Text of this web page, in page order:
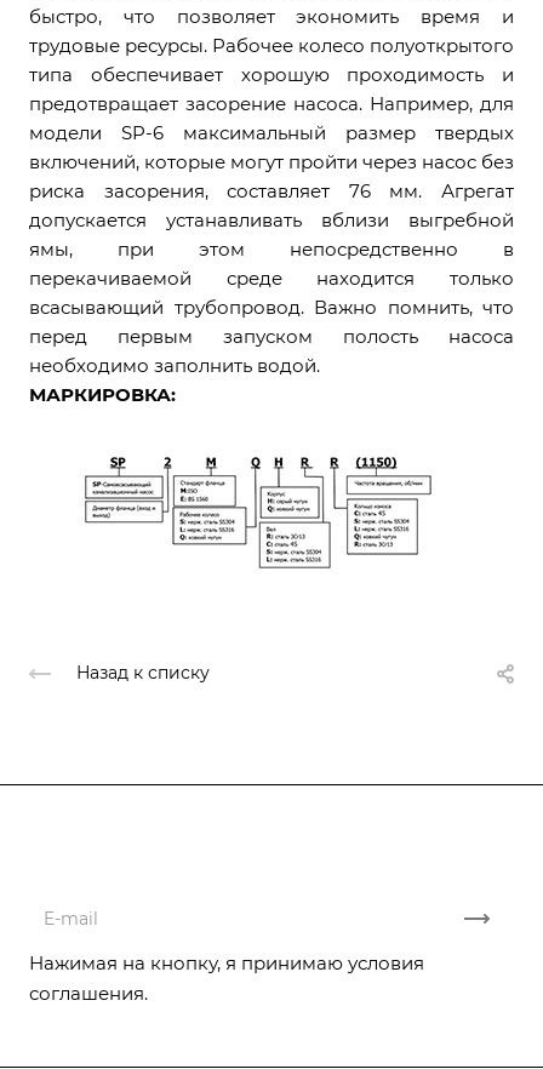
быстро, что позволяет экономить время и
трудовые ресурсы. Рабочее колесо полуоткрытого
типа обеспечивает хорошую проходимость и
предотвращает засорение насоса. Например, для
модели SP-6 максимальный размер твердых
включений, которые могут пройти через насос без
риска засорения, составляет 76 мм. Агрегат
допускается устанавливать вблизи выгребной
ямы, при этом непосредственно в
перекачиваемой среде находится только
всасывающий трубопровод. Важно помнить, что
перед первым запуском полость насоса
необходимо заполнить водой.
МАРКИРОВКА:
Назад к списку
Нажимая на кнопку, я принимаю условия
соглашения.